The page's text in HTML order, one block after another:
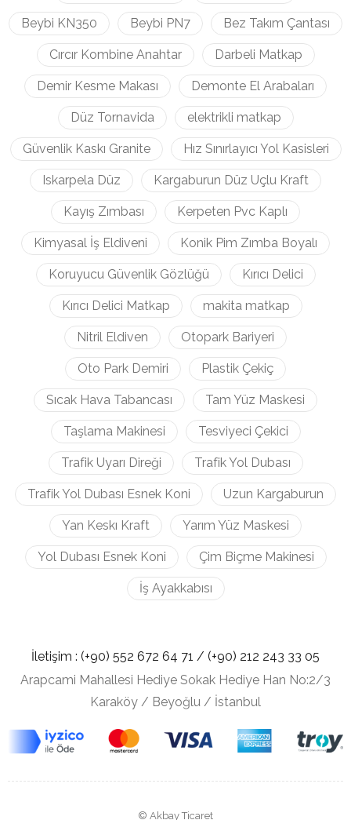
Beybi KN350 Beybi PN7 Bez Takım Çantası
Cırcır Kombine Anahtar Darbeli Matkap
Demir Kesme Makası Demonte El Arabaları
Düz Tornavida elektrikli matkap
Güvenlik Kaskı Granite Hız Sınırlayıcı Yol Kasisleri
Iskarpela Düz Kargaburun Düz Uçlu Kraft
Kayış Zımbası Kerpeten Pvc Kaplı
Kimyasal İş Eldiveni Konik Pim Zımba Boyalı
Koruyucu Güvenlik Gözlüğü Kırıcı Delici
Kırıcı Delici Matkap makita matkap
Nitril Eldiven Otopark Bariyeri
Oto Park Demiri Plastik Çekiç
Sıcak Hava Tabancası Tam Yüz Maskesi
Taşlama Makinesi Tesviyeci Çekici
Trafik Uyarı Direği Trafik Yol Dubası
Trafik Yol Dubası Esnek Koni Uzun Kargaburun
Yan Keskı Kraft Yarım Yüz Maskesi
Yol Dubası Esnek Koni Çim Biçme Makinesi
İş Ayakkabısı
İletişim : (+90) 552 672 64 71 / (+90) 212 243 33 05
Arapcami Mahallesi Hediye Sokak Hediye Han No:2/3
Karaköy / Beyoğlu / İstanbul
© Akbay Ticaret